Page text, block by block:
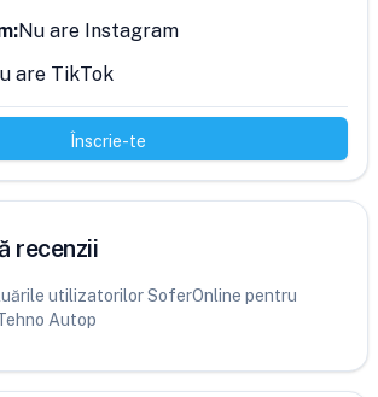
:Nu are Instagram
are TikTok
Înscrie-te
recenzii
utilizatorilor SoferOnline pentru
Autop